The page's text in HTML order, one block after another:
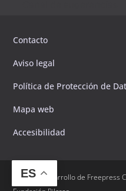
Contacto
Aviso legal
Política de Protección de
Mapa web
Accesibilidad
Diseño y desarrollo de Freepress
ES